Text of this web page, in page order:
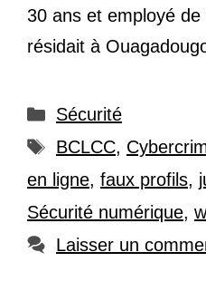
30 ans et employé
résidait à
Catégories
Sécurité
Étiquettes
BCLCC,
en ligne, faux profils,
Sécurité numérique,
Laisser un